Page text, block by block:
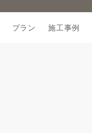
プラン 施工事例